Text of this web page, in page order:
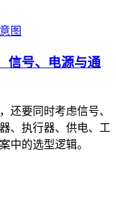
信号、电源与通
还要同时考虑信号、
、执行器、供电、工
中的选型逻辑。